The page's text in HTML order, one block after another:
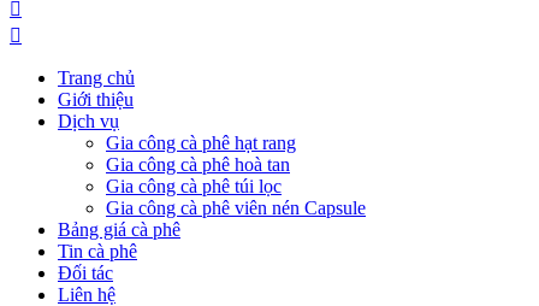
Trang chủ
Giới thiệu
Dịch vụ
Gia công cà phê hạt rang
Gia công cà phê hoà tan
Gia công cà phê túi lọc
Gia công cà phê viên nén Capsule
Bảng giá cà phê
Tin cà phê
Đối tác
Liên hệ